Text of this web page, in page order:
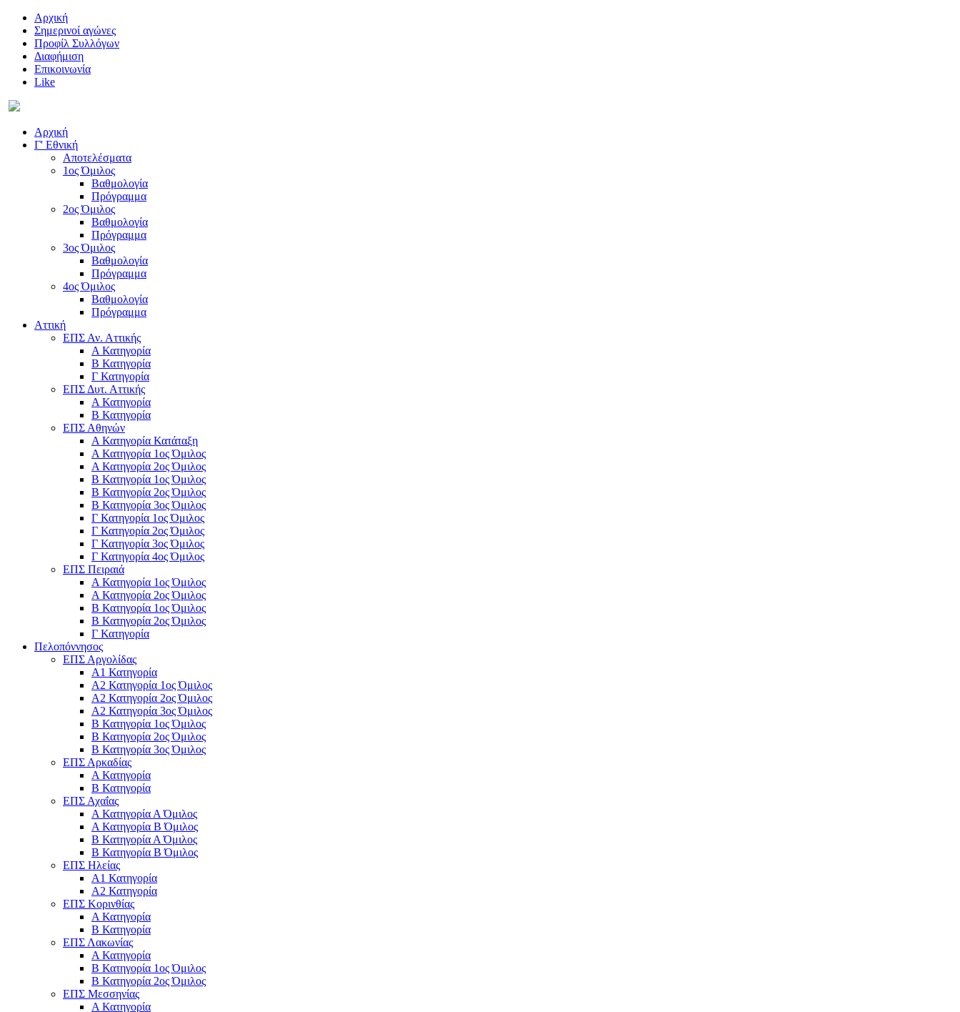
Αρχική
Σημερινοί αγώνες
Προφίλ Συλλόγων
Διαφήμιση
Επικοινωνία
Like
Αρχική
Γ' Εθνική
Αποτελέσματα
1ος Όμιλος
Βαθμολογία
Πρόγραμμα
2ος Όμιλος
Βαθμολογία
Πρόγραμμα
3ος Όμιλος
Βαθμολογία
Πρόγραμμα
4ος Όμιλος
Βαθμολογία
Πρόγραμμα
Αττική
ΕΠΣ Αν. Αττικής
Α Κατηγορία
Β Κατηγορία
Γ Κατηγορία
ΕΠΣ Δυτ. Αττικής
Α Κατηγορία
Β Κατηγορία
ΕΠΣ Αθηνών
Α Κατηγορία Κατάταξη
Α Κατηγορία 1ος Όμιλος
Α Κατηγορία 2ος Όμιλος
Β Κατηγορία 1ος Όμιλος
Β Κατηγορία 2ος Όμιλος
Β Κατηγορία 3ος Όμιλος
Γ Κατηγορία 1ος Όμιλος
Γ Κατηγορία 2ος Όμιλος
Γ Κατηγορία 3ος Όμιλος
Γ Κατηγορία 4ος Όμιλος
ΕΠΣ Πειραιά
Α Κατηγορία 1ος Όμιλος
Α Κατηγορία 2ος Όμιλος
Β Κατηγορία 1ος Όμιλος
Β Κατηγορία 2ος Όμιλος
Γ Κατηγορία
Πελοπόννησος
ΕΠΣ Αργολίδας
Α1 Κατηγορία
Α2 Κατηγορία 1ος Όμιλος
Α2 Κατηγορία 2ος Όμιλος
Α2 Κατηγορία 3ος Όμιλος
Β Κατηγορία 1ος Όμιλος
Β Κατηγορία 2ος Όμιλος
Β Κατηγορία 3ος Όμιλος
ΕΠΣ Αρκαδίας
Α Κατηγορία
Β Κατηγορία
ΕΠΣ Αχαΐας
Α Κατηγορία Α Όμιλος
Α Κατηγορία Β Όμιλος
Β Κατηγορία Α Όμιλος
Β Κατηγορία Β Όμιλος
ΕΠΣ Ηλείας
Α1 Κατηγορία
Α2 Κατηγορία
ΕΠΣ Κορινθίας
Α Κατηγορία
Β Κατηγορία
ΕΠΣ Λακωνίας
Α Κατηγορία
Β Κατηγορία 1ος Όμιλος
Β Κατηγορία 2ος Όμιλος
ΕΠΣ Μεσσηνίας
Α Κατηγορία